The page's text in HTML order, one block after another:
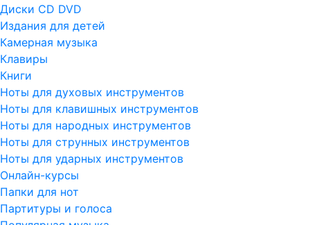
Диски CD DVD
Издания для детей
Камерная музыка
Клавиры
Книги
Ноты для духовых инструментов
Ноты для клавишных инструментов
Ноты для народных инструментов
Ноты для струнных инструментов
Ноты для ударных инструментов
Онлайн-курсы
Папки для нот
Партитуры и голоса